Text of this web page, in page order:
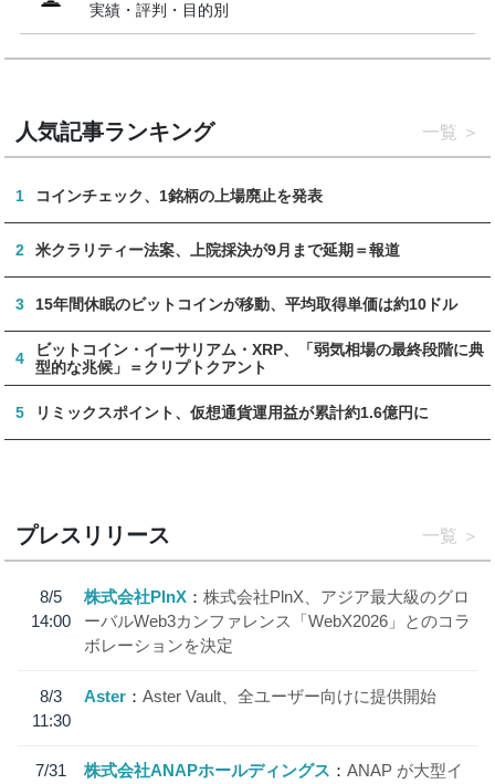
実績・評判・目的別
人気記事ランキング 一覧
1 コインチェック、1銘柄の上場廃止を発表
2 米クラリティー法案、上院採決が9月まで延期＝報道
3 15年間休眠のビットコインが移動、平均取得単価は約10ドル
4
ビットコイン・イーサリアム・XRP、「弱気相場の最終段階に典
型的な兆候」＝クリプトクアント
5 リミックスポイント、仮想通貨運用益が累計約1.6億円に
プレスリリース 一覧
8/5
14:00
株式会社PlnX
株式会社PlnX、アジア最大級のグロ
ーバルWeb3カンファレンス「WebX2026」とのコラ
ボレーションを決定
8/3
11:30
Aster Aster Vault、全ユーザー向けに提供開始
7/31
株式会社ANAPホールディングス
ANAP が大型イ